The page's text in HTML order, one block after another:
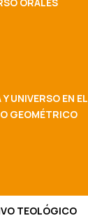
UNIVERSO EN EL
GEOMÉTRICO
TEOLÓGICO